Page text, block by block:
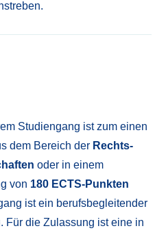
Studiengang ist zum einen
dem Bereich der Rechts-
oder in einem
von 180 ECTS-Punkten
ist ein berufsbegleitender
Für die Zulassung ist eine in